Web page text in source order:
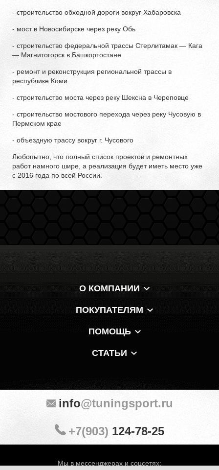
- строительство обходной дороги вокруг Хабаровска
- мост в Новосибирске через реку Обь
- строительство федеральной трассы Стерлитамак — Кага
— Магнитогорск в Башкортостане
- ремонт и реконструкция региональной трассы в
республике Коми
- строительство моста через реку Шексна в Череповце
- строительство мостового перехода через реку Чусовую в
Пермском крае
- объездную трассу вокруг г. Чусового
Любопытно, что полный список проектов и ремонтных
работ намного шире, а реализация будет иметь место уже
с 2016 года по всей России.
О КОМПАНИИ
ПОКУПАТЕЛЯМ
ПОМОЩЬ
СТАТЬИ
Мы в мессенджерах и соцсетях:
info@tuningsport.ru
+7(903) 124-78-25